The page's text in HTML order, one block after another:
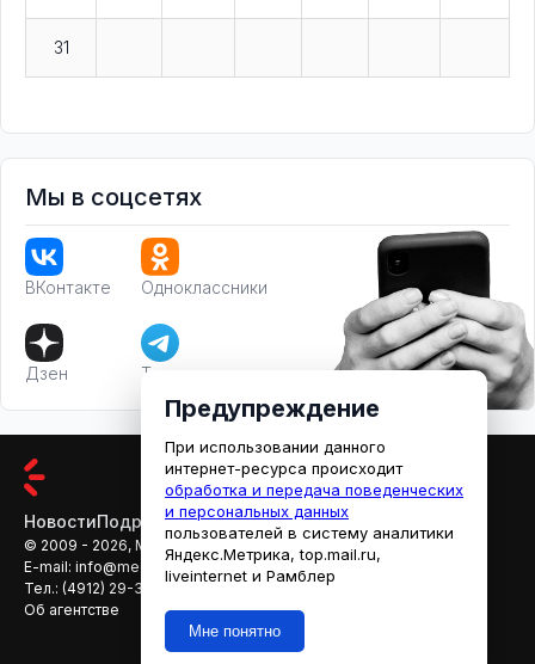
31
Мы в соцсетях
ВКонтакте Одноклассники
Дзен Телеграм
НовостиПодробностиАфишаКино
© 2009 - 2026, МЕДИАРЯЗАНЬ
E-mail: info@mediaryazan.ru,reklama@mediaryazan.ru
Тел.: (4912) 29-33-66
Об агентстве
Предупреждение
При использовании данного
интернет-ресурса происходит
обработка и передача поведенческих
и персональных данных
пользователей в систему аналитики
Яндекс.Метрика, top.mail.ru,
liveinternet и Рамблер
Мне понятно